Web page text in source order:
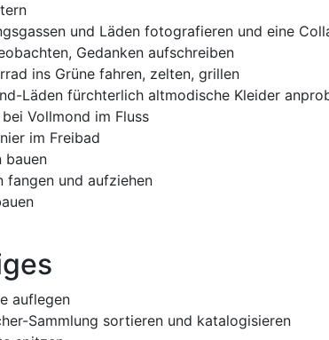
und Läden fotografieren und eine
Gedanken aufschreiben
ins Grüne fahren, zelten, grillen
Läden fürchterlich altmodische Kleider
Vollmond im Fluss
im Freibad
bauen
fangen und aufziehen
auflegen
Sammlung sortieren und katalogisieren